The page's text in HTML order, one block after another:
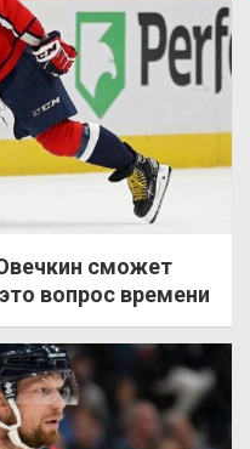
сможет
вопрос времени